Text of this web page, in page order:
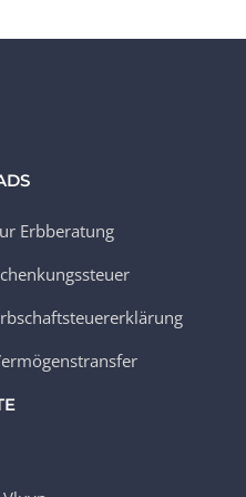
Erbberatung